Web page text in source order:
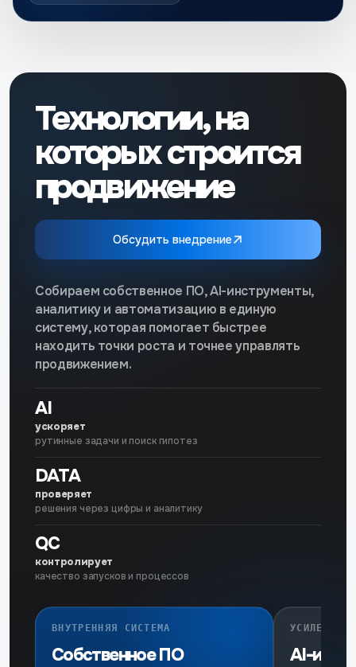
Технологии, на
которых строится
продвижение
Обсудить внедрение
Собираем собственное ПО, AI-инструменты,
аналитику и автоматизацию в единую
систему, которая помогает быстрее
находить точки роста и точнее управлять
продвижением.
AI
ускоряет
рутинные задачи и поиск гипотез
DATA
проверяет
решения через цифры и аналитику
QC
контролирует
качество запусков и процессов
ВНУТРЕННЯЯ СИСТЕМА
Собственное ПО
УСИЛЕНИЕ
AI-